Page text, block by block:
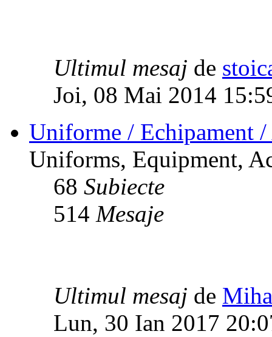
Ultimul mesaj de
Joi, 08 Mai 2014
Uniforme / Echipament
Uniforms, Equipment,
68 Subiecte
514 Mesaje
Ultimul mesaj de
Lun, 30 Ian 2017